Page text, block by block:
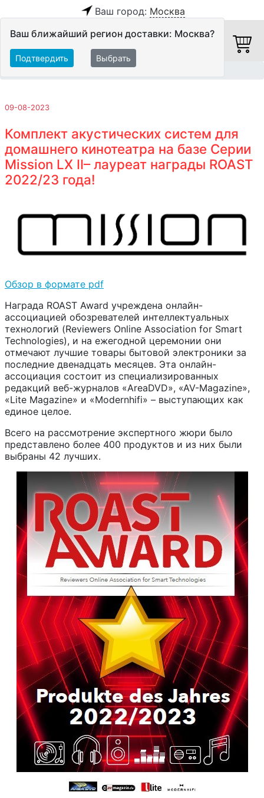
Ваш город: Москва
Ваш ближайший регион доставки: Москва?
Подтвердить Выбрать
09-08-2023
Комплект акустических систем для
домашнего кинотеатра на базе Серии
Mission LX II– лауреат награды ROAST
2022/23 года!
Обзор в формате pdf
Награда ROAST Award учреждена онлайн-
ассоциацией обозревателей интеллектуальных
технологий (Reviewers Online Association for Smart
Technologies), и на ежегодной церемонии они
отмечают лучшие товары бытовой электроники за
последние двенадцать месяцев. Эта онлайн-
ассоциация состоит из специализированных
редакций веб-журналов «AreaDVD», «AV-Magazine»,
«Lite Magazine» и «Modernhifi» – выступающих как
единое целое.
Всего на рассмотрение экспертного жюри было
представлено более 400 продуктов и из них были
выбраны 42 лучших.